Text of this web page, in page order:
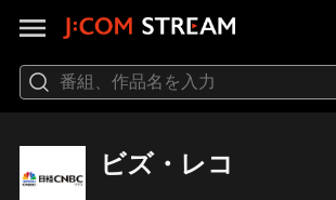
ビズ・レコ